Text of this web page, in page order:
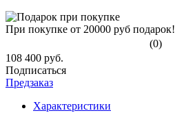
При покупке от 20000 руб подарок!
(0)
108 400 руб.
Подписаться
Предзаказ
Характеристики